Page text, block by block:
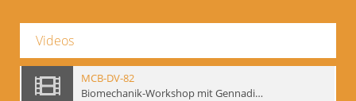
Videos
MCB-DV-82
Biomechanik-Workshop mit Gennadij Bogdanow, Berlin, 1997